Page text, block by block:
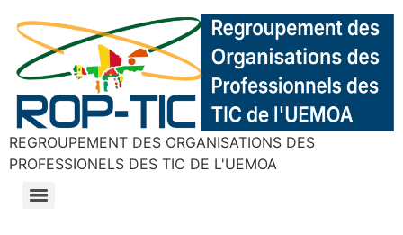
REGROUPEMENT DES ORGANISATIONS DES
PROFESSIONELS DES TIC DE L'UEMOA